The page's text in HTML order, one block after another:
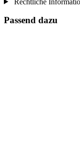
Passend dazu